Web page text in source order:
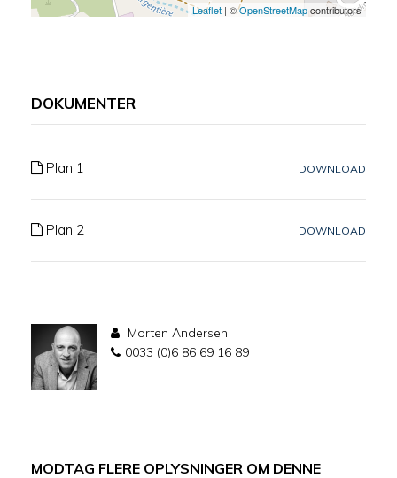
Leaflet | ©OpenStreetMapcontributors
DOKUMENTER
Plan 1 DOWNLOAD
Plan 2 DOWNLOAD
Morten Andersen
0033 (0)6 86 69 16 89
MODTAG FLERE OPLYSNINGER OM DENNE